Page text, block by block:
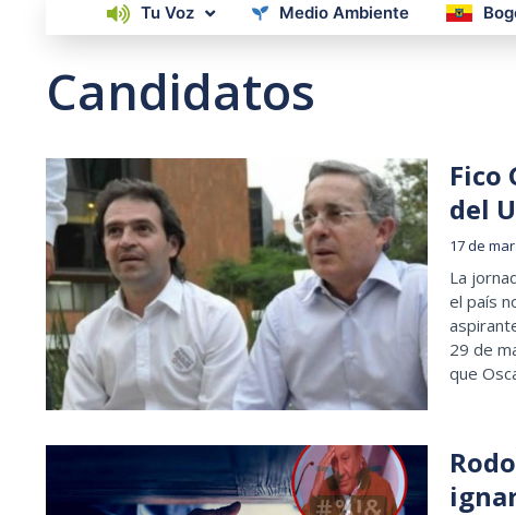
Tu Voz Medio Ambiente
Candidatos
Fico
del
17 de
La
el país
29 de
que